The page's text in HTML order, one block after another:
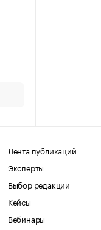
Лента публикаций
Эксперты
Выбор редакции
Кейсы
Вебинары